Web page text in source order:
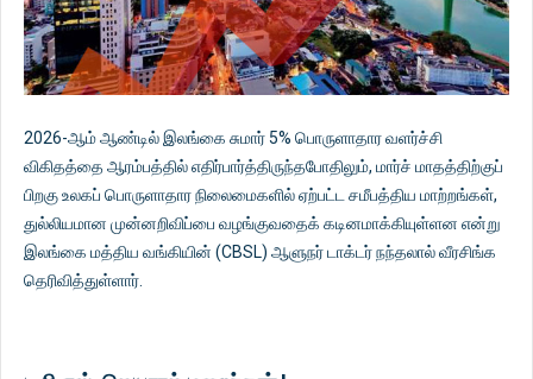
2026-ஆம் ஆண்டில் இலங்கை சுமார் 5% பொருளாதார வளர்ச்சி
விகிதத்தை ஆரம்பத்தில் எதிர்பார்த்திருந்தபோதிலும், மார்ச் மாதத்திற்குப்
பிறகு உலகப் பொருளாதார நிலைமைகளில் ஏற்பட்ட சமீபத்திய மாற்றங்கள்,
துல்லியமான முன்னறிவிப்பை வழங்குவதைக் கடினமாக்கியுள்ளன என்று
இலங்கை மத்திய வங்கியின் (CBSL) ஆளுநர் டாக்டர் நந்தலால் வீரசிங்க
தெரிவித்துள்ளார்.